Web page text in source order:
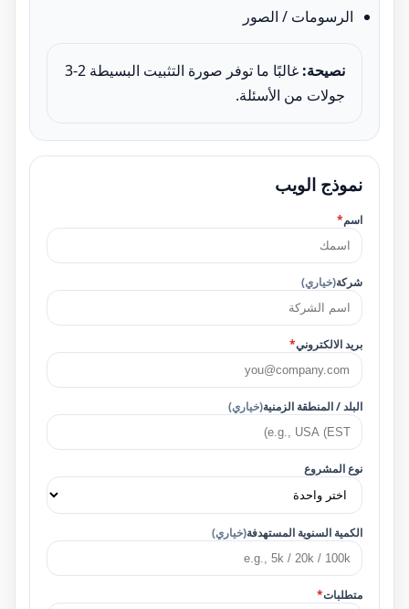
الرسومات / الصور
نصيحة:
غالبًا ما توفر صورة التثبيت البسيطة 2-3
جولات من الأسئلة.
نموذج الويب
اسم*
شركة(خياري)
بريد الالكتروني*
البلد / المنطقة الزمنية(خياري)
نوع المشروع
الكمية السنوية المستهدفة(خياري)
متطلبات*